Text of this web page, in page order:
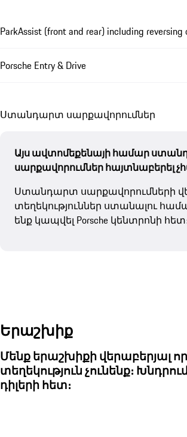
ParkAssist (front and rear) including reversing
Porsche Entry & Drive
Ստանդարտ սարքավորումներ
Այս ավտոմեքենայի համար
սարքավորումներ հայտնաբերել
Ստանդարտ սարքավորումների
տեղեկություններ ստանալու
ենք կապվել Porsche կենտրոնի
Երաշխիք
Մենք երաշխիքի վերաբերյալ
տեղեկություն չունենք։
դիլերի հետ։